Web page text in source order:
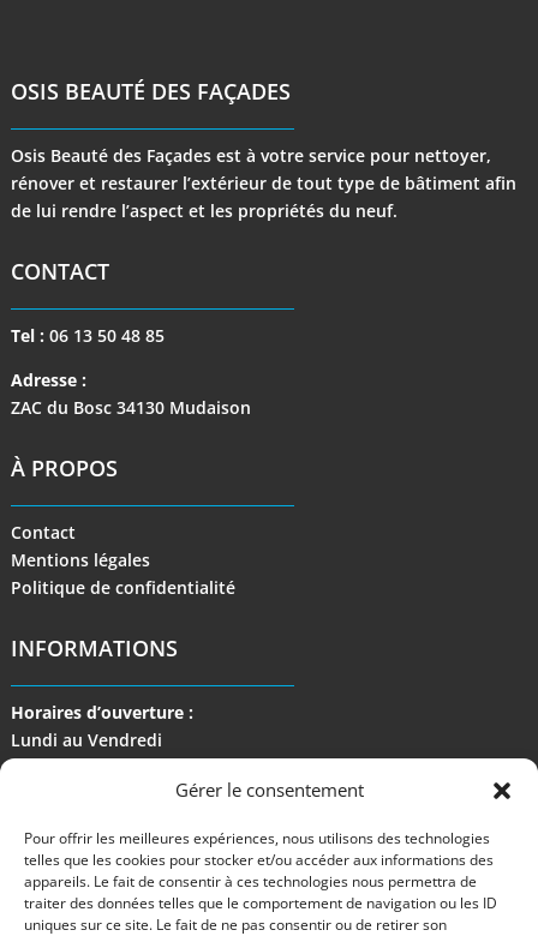
Gérer le consentement
Pour offrir les meilleures expériences, nous utilisons des technologies
telles que les cookies pour stocker et/ou accéder aux informations des
appareils. Le fait de consentir à ces technologies nous permettra de
traiter des données telles que le comportement de navigation ou les ID
uniques sur ce site. Le fait de ne pas consentir ou de retirer son
OSIS BEAUTÉ DES FAÇADES
Osis Beauté des Façades est à votre service pour nettoyer,
rénover et restaurer l’extérieur de tout type de bâtiment afin
de lui rendre l’aspect et les propriétés du neuf.
CONTACT
Tel : 06 13 50 48 85
Adresse :
ZAC du Bosc 34130 Mudaison
À PROPOS
Contact
Mentions légales
Politique de confidentialité
INFORMATIONS
Horaires d’ouverture :
Lundi au Vendredi
de 9 h à 17 h